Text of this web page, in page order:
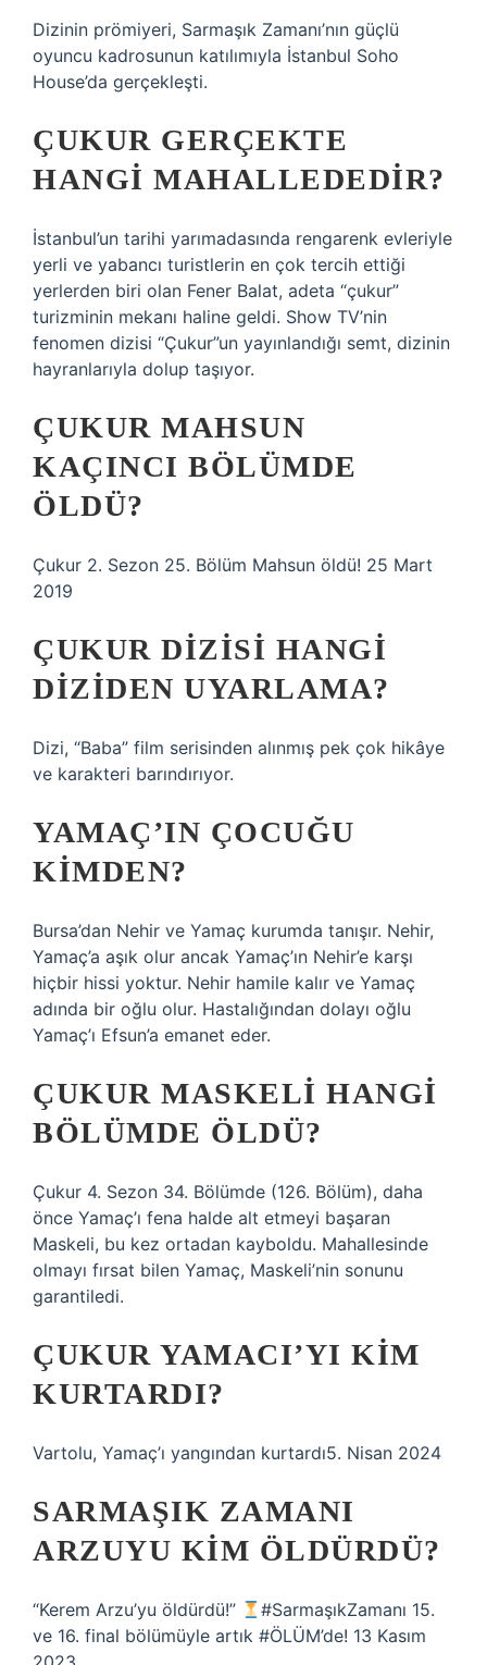
Dizinin prömiyeri, Sarmaşık Zamanı’nın güçlü
oyuncu kadrosunun katılımıyla İstanbul Soho
House’da gerçekleşti.
ÇUKUR GERÇEKTE
HANGI MAHALLEDEDIR?
İstanbul’un tarihi yarımadasında rengarenk evleriyle
yerli ve yabancı turistlerin en çok tercih ettiği
yerlerden biri olan Fener Balat, adeta “çukur”
turizminin mekanı haline geldi. Show TV’nin
fenomen dizisi “Çukur”un yayınlandığı semt, dizinin
hayranlarıyla dolup taşıyor.
ÇUKUR MAHSUN
KAÇINCI BÖLÜMDE
ÖLDÜ?
Çukur 2. Sezon 25. Bölüm Mahsun öldü! 25 Mart
2019
ÇUKUR DIZISI HANGI
DIZIDEN UYARLAMA?
Dizi, “Baba” film serisinden alınmış pek çok hikâye
ve karakteri barındırıyor.
YAMAÇ’IN ÇOCUĞU
KIMDEN?
Bursa’dan Nehir ve Yamaç kurumda tanışır. Nehir,
Yamaç’a aşık olur ancak Yamaç’ın Nehir’e karşı
hiçbir hissi yoktur. Nehir hamile kalır ve Yamaç
adında bir oğlu olur. Hastalığından dolayı oğlu
Yamaç’ı Efsun’a emanet eder.
ÇUKUR MASKELI HANGI
BÖLÜMDE ÖLDÜ?
Çukur 4. Sezon 34. Bölümde (126. Bölüm), daha
önce Yamaç’ı fena halde alt etmeyi başaran
Maskeli, bu kez ortadan kayboldu. Mahallesinde
olmayı fırsat bilen Yamaç, Maskeli’nin sonunu
garantiledi.
ÇUKUR YAMACI’YI KIM
KURTARDI?
Vartolu, Yamaç’ı yangından kurtardı5. Nisan 2024
SARMAŞIK ZAMANI
ARZUYU KIM ÖLDÜRDÜ?
“Kerem Arzu’yu öldürdü!”
#SarmaşıkZamanı 15.
ve 16. final bölümüyle artık #ÖLÜM’de! 13 Kasım